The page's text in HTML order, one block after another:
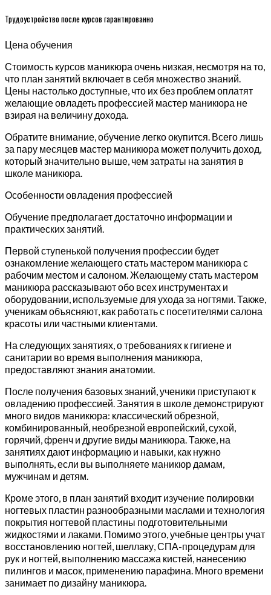
Трудоустройство после курсов гарантированно
Цена обучения
Стоимость курсов маникюра очень низкая, несмотря на то,
что план занятий включает в себя множество знаний.
Цены настолько доступные, что их без проблем оплатят
желающие овладеть профессией мастер маникюра не
взирая на величину дохода.
Обратите внимание, обучение легко окупится. Всего лишь
за пару месяцев мастер маникюра может получить доход,
который значительно выше, чем затраты на занятия в
школе маникюра.
Особенности овладения профессией
Обучение предполагает достаточно информации и
практических занятий.
Первой ступенькой получения профессии будет
ознакомление желающего стать мастером маникюра с
рабочим местом и салоном. Желающему стать мастером
маникюра рассказывают обо всех инструментах и
оборудовании, используемые для ухода за ногтями. Также,
ученикам объясняют, как работать с посетителями салона
красоты или частными клиентами.
На следующих занятиях, о требованиях к гигиене и
санитарии во время выполнения маникюра,
предоставляют знания анатомии.
После получения базовых знаний, ученики приступают к
овладению профессией. Занятия в школе демонстрируют
много видов маникюра: классический обрезной,
комбинированный, необрезной европейский, сухой,
горячий, френч и другие виды маникюра. Также, на
занятиях дают информацию и навыки, как нужно
выполнять, если вы выполняете маникюр дамам,
мужчинам и детям.
Кроме этого, в план занятий входит изучение полировки
ногтевых пластин разнообразными маслами и технология
покрытия ногтевой пластины подготовительными
жидкостями и лаками. Помимо этого, учебные центры учат
восстановлению ногтей, шеллаку, СПА-процедурам для
рук и ногтей, выполнению массажа кистей, нанесению
пилингов и масок, применению парафина. Много времени
занимает по дизайну маникюра.